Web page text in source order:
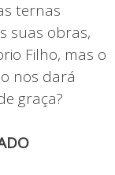
ternas
suas obras,
Filho, mas o
nos dará
graça?